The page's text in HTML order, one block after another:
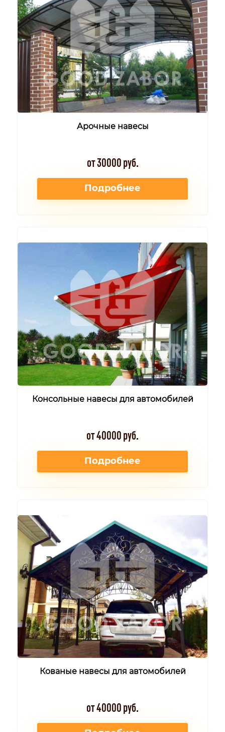
Арочные навесы
от 30000 руб.
Подробнее
Консольные навесы для автомобилей
от 40000 руб.
Подробнее
Кованые навесы для автомобилей
от 40000 руб.